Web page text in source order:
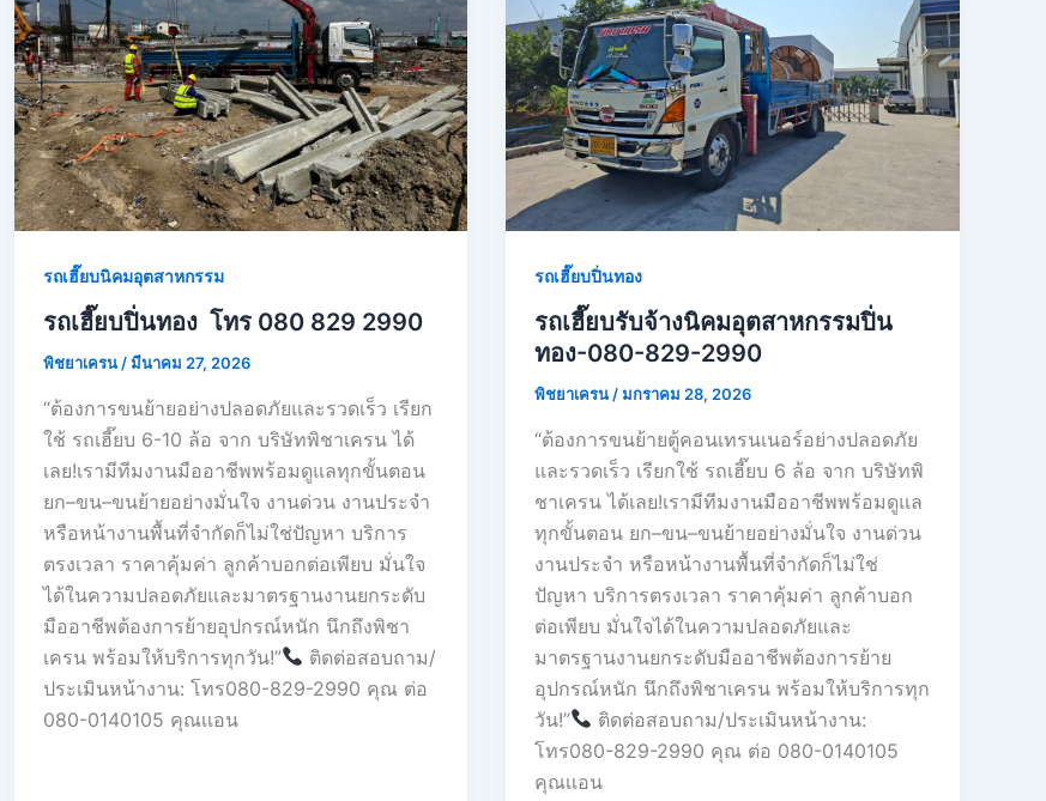
รถเฮี๊ยบนิคมอุตสาหกรรม
รถเฮี๊ยบปิ่นทอง โทร 080 829 2990
พิชยาเครน/มีนาคม 27, 2026
“ต้องการขนย้ายอย่างปลอดภัยและรวดเร็ว เรียก
ใช้ รถเฮี๊ยบ 6-10 ล้อ จาก บริษัทพิชาเครน ได้
เลย!เรามีทีมงานมืออาชีพพร้อมดูแลทุกขั้นตอน
ยก–ขน–ขนย้ายอย่างมั่นใจ งานด่วน งานประจำ
หรือหน้างานพื้นที่จำกัดก็ไม่ใช่ปัญหา บริการ
ตรงเวลา ราคาคุ้มค่า ลูกค้าบอกต่อเพียบ มั่นใจ
ได้ในความปลอดภัยและมาตรฐานงานยกระดับ
มืออาชีพต้องการย้ายอุปกรณ์หนัก นึกถึงพิชา
เครน พร้อมให้บริการทุกวัน!”
ติดต่อสอบถาม/
ประเมินหน้างาน: โทร080-829-2990 คุณ ต่อ
080-0140105 คุณเเอน
รถเฮี๊ยบปิ่นทอง
รถเฮี๊ยบรับจ้างนิคมอุตสาหกรรมปิ่น
ทอง-080-829-2990
พิชยาเครน/มกราคม 28, 2026
“ต้องการขนย้ายตู้คอนเทรนเนอร์อย่างปลอดภัย
และรวดเร็ว เรียกใช้ รถเฮี๊ยบ 6 ล้อ จาก บริษัทพิ
ชาเครน ได้เลย!เรามีทีมงานมืออาชีพพร้อมดูแล
ทุกขั้นตอน ยก–ขน–ขนย้ายอย่างมั่นใจ งานด่วน
งานประจำ หรือหน้างานพื้นที่จำกัดก็ไม่ใช่
ปัญหา บริการตรงเวลา ราคาคุ้มค่า ลูกค้าบอก
ต่อเพียบ มั่นใจได้ในความปลอดภัยและ
มาตรฐานงานยกระดับมืออาชีพต้องการย้าย
อุปกรณ์หนัก นึกถึงพิชาเครน พร้อมให้บริการทุก
วัน!”
ติดต่อสอบถาม/ประเมินหน้างาน:
โทร080-829-2990 คุณ ต่อ 080-0140105
คุณเเอน